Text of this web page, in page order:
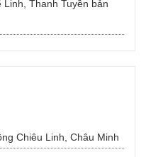
Thanh Tuyền bản
Chiêu Linh, Châu Minh